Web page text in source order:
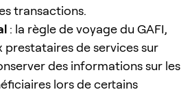
transactions.
: la règle de voyage du GAFI,
prestataires de services sur
des informations sur les
lors de certains